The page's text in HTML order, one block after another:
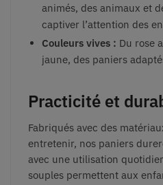
animés, des animaux et
captiver l’attention des
Couleurs vives : Du rose
jaune, des paniers
Practicité et
Fabriqués avec des
entretenir, nos paniers
avec une utilisation
souples permettent aux